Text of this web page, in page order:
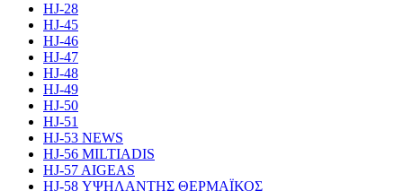
HJ-28
HJ-45
HJ-46
HJ-47
HJ-48
HJ-49
HJ-50
HJ-51
HJ-53 NEWS
HJ-56 MILTIADIS
HJ-57 AIGEAS
HJ-58 ΥΨΗΛΑΝΤΗΣ ΘΕΡΜΑΪΚΟΣ